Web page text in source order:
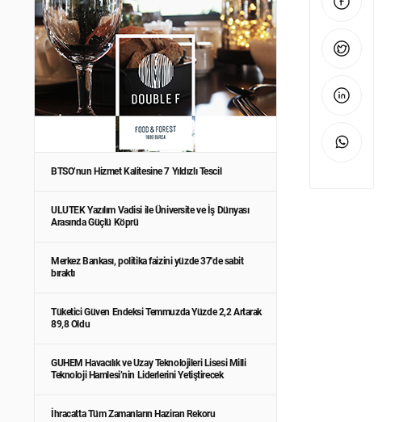
BTSO’nun Hizmet Kalitesine 7 Yıldızlı Tescil
ULUTEK Yazılım Vadisi ile Üniversite ve İş Dünyası
Arasında Güçlü Köprü
Merkez Bankası, politika faizini yüzde 37'de sabit
bıraktı
Tüketici Güven Endeksi Temmuzda Yüzde 2,2 Artarak
89,8 Oldu
GUHEM Havacılık ve Uzay Teknolojileri Lisesi Milli
Teknoloji Hamlesi’nin Liderlerini Yetiştirecek
İhracatta Tüm Zamanların Haziran Rekoru